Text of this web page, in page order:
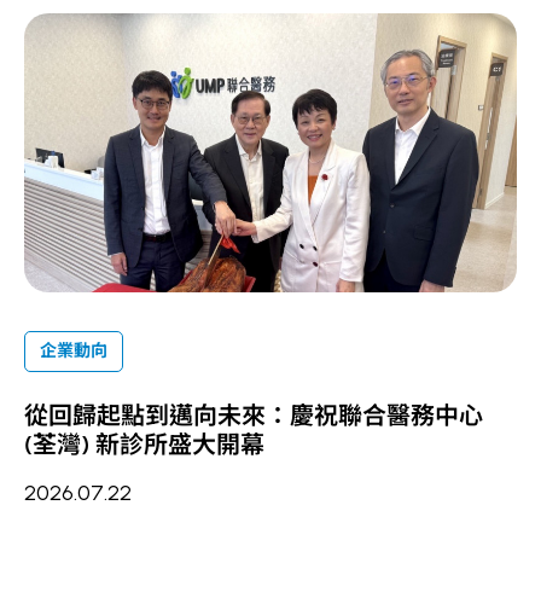
企業動向
從回歸起點到邁向未來：慶祝聯合醫務中心
(荃灣) 新診所盛大開幕
2026.07.22